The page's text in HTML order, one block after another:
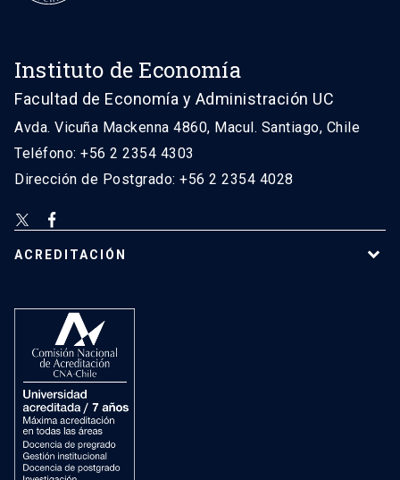
Instituto de Economía
Facultad de Economía y Administración UC
Avda. Vicuña Mackenna 4860, Macul. Santiago, Chile
Teléfono: +56 2 2354 4303
Dirección de Postgrado: +56 2 2354 4028
ACREDITACIÓN